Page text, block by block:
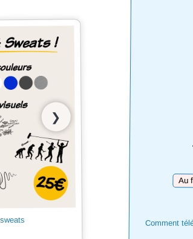
Comment
❯
sweats